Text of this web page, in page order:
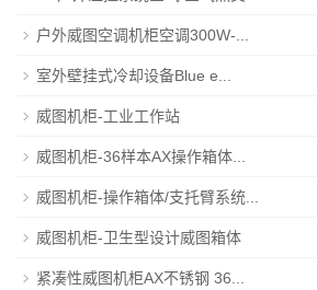
户外威图空调机柜空调300W-...
室外壁挂式冷却设备Blue e...
威图机柜-工业工作站
威图机柜-36样本AX操作箱体...
威图机柜-操作箱体/支托臂系统...
威图机柜-卫生型设计威图箱体
紧凑性威图机柜AX不锈钢 36...